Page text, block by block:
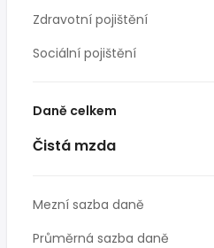
Zdravotní pojištění
Sociální pojištění
Daně celkem
Čistá mzda
Mezní sazba daně
Průměrná sazba daně